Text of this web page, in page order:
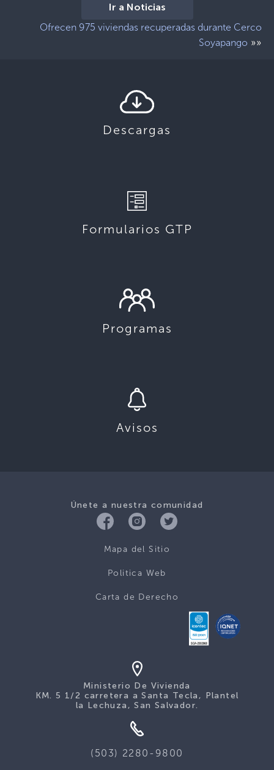
Ir a Noticias
Ofrecen 975 viviendas recuperadas durante Cerco
Soyapango »»
Descargas
Formularios GTP
Programas
Avisos
Únete a nuestra comunidad
Mapa del Sitio
Politica Web
Carta de Derecho
Ministerio De Vivienda
KM. 5 1/2 carretera a Santa Tecla, Plantel
la Lechuza, San Salvador.
(503) 2280-9800